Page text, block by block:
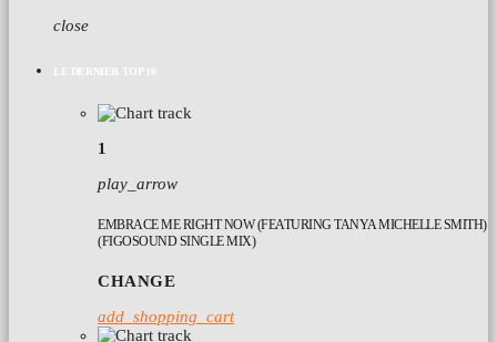
close
LE DERNIER TOP 10
1
play_arrow
EMBRACE ME RIGHT NOW (FEATURING TANYA MICHELLE SMITH)
(FIGOSOUND SINGLE MIX)
CHANGE
add_shopping_cart